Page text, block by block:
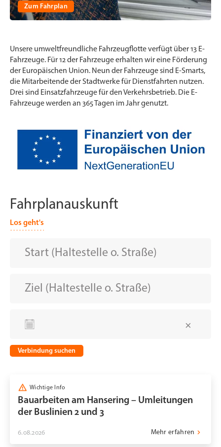
Zum Fahrplan
Unsere umweltfreundliche Fahrzeugflotte verfügt über 13 E-
Fahrzeuge. Für 12 der Fahrzeuge erhalten wir eine Förderung
der Europäischen Union. Neun der Fahrzeuge sind E-Smarts,
die Mitarbeitende der Stadtwerke für Dienstfahrten nutzen.
Drei sind Einsatzfahrzeuge für den Verkehrsbetrieb. Die E-
Fahrzeuge werden an 365 Tagen im Jahr genutzt.
Fahrplanauskunft
Los geht's
＋
Verbindung suchen
Wichtige Info
Bauarbeiten am Hansering – Umleitungen
der Buslinien 2 und 3
6.08.2026 Mehr erfahren